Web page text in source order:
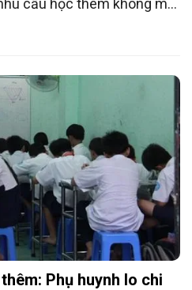
cầu học thêm không mất
hình thức khác, kéo
Phụ huynh lo chi